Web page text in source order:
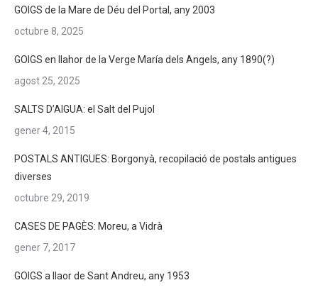
GOIGS de la Mare de Déu del Portal, any 2003
octubre 8, 2025
GOIGS en llahor de la Verge María dels Angels, any 1890(?)
agost 25, 2025
SALTS D’AIGUA: el Salt del Pujol
gener 4, 2015
POSTALS ANTIGUES: Borgonyà, recopilació de postals antigues
diverses
octubre 29, 2019
CASES DE PAGÈS: Moreu, a Vidrà
gener 7, 2017
GOIGS a llaor de Sant Andreu, any 1953